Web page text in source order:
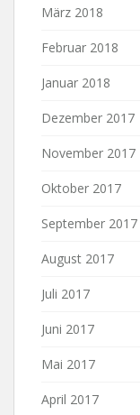
März 2018
Februar 2018
Januar 2018
Dezember 2017
November 2017
Oktober 2017
September 2017
August 2017
Juli 2017
Juni 2017
Mai 2017
April 2017